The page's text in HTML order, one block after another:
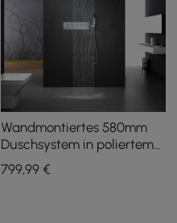
Wandmontiertes 580mm
Duschsystem in poliertem
Chrom Regen 4 Funktionen
Thermostatisch
799,99€